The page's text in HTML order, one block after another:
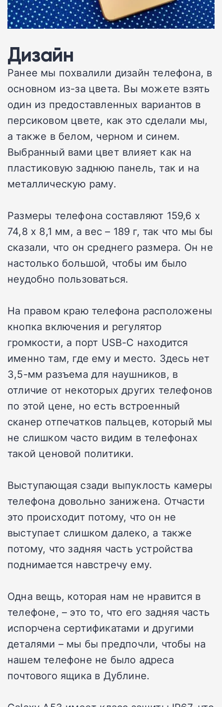
Дизайн
Ранее мы похвалили дизайн телефона, в
основном из-за цвета. Вы можете взять
один из предоставленных вариантов в
персиковом цвете, как это сделали мы,
а также в белом, черном и синем.
Выбранный вами цвет влияет как на
пластиковую заднюю панель, так и на
металлическую раму.
Размеры телефона составляют 159,6 x
74,8 x 8,1 мм, а вес – 189 г, так что мы бы
сказали, что он среднего размера. Он не
настолько большой, чтобы им было
неудобно пользоваться.
На правом краю телефона расположены
кнопка включения и регулятор
громкости, а порт USB-C находится
именно там, где ему и место. Здесь нет
3,5-мм разъема для наушников, в
отличие от некоторых других телефонов
по этой цене, но есть встроенный
сканер отпечатков пальцев, который мы
не слишком часто видим в телефонах
такой ценовой политики.
Выступающая сзади выпуклость камеры
телефона довольно занижена. Отчасти
это происходит потому, что он не
выступает слишком далеко, а также
потому, что задняя часть устройства
поднимается навстречу ему.
Одна вещь, которая нам не нравится в
телефоне, – это то, что его задняя часть
испорчена сертификатами и другими
деталями – мы бы предпочли, чтобы на
нашем телефоне не было адреса
почтового ящика в Дублине.